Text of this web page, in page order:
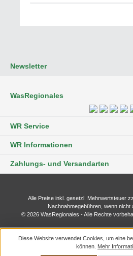
Newsletter
WasRegionales
WR Service
WR Informationen
Zahlungs- und Versandarten
Alle Preise inkl. gesetzl. Mehrwertsteuer
Nachnahmegebühren, wenn nicht
© 2026 WasRegionales - Alle Rechte
Diese Website verwendet Cookies, um eine
können. Mehr